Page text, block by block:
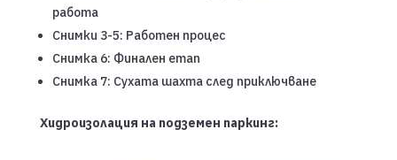
работа
Снимки 3-5: Работен процес
Снимка 6: Финален етап
Снимка 7: Сухата шахта след приключване
Хидроизолация на подземен паркинг: